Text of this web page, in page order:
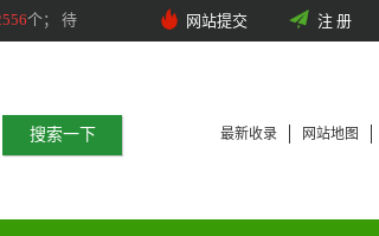
个； 待
网站提交 注 册
最新收录 网站地图